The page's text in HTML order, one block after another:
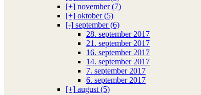
[+] november (7)
[+] oktober (5)
[-] september (6)
28. september 2017
21. september 2017
16. september 2017
14. september 2017
7. september 2017
6. september 2017
[+] august (5)